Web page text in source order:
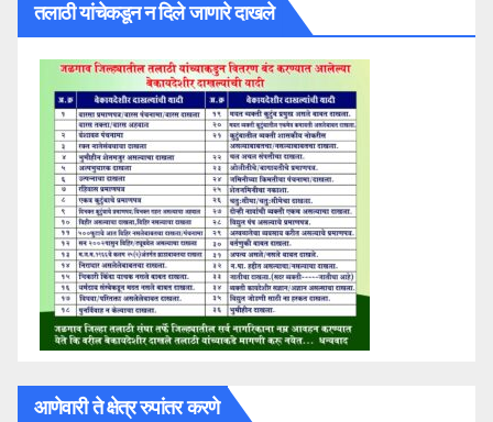
तलाठी यांचेकडून न दिले जाणारे दाखले
आणेवारी ते क्षेत्र रुपांतर करणे